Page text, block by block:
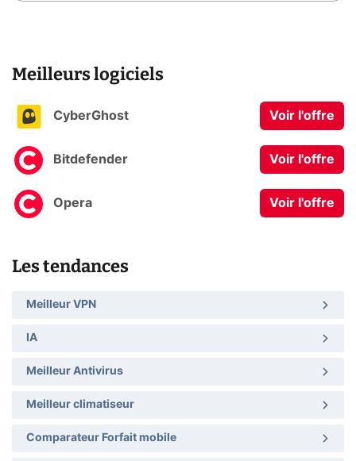
Meilleurs logiciels
CyberGhost Voir l'offre
Bitdefender Voir l'offre
Opera Voir l'offre
Les tendances
Meilleur VPN
IA
Meilleur Antivirus
Meilleur climatiseur
Comparateur Forfait mobile